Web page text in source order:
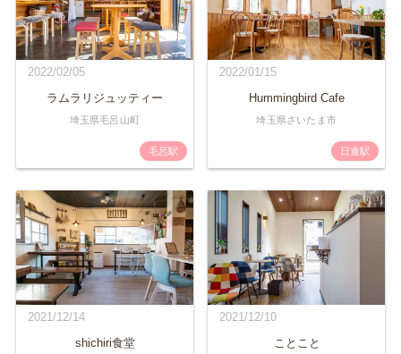
2022/02/05
ラムラリジュッティー
埼玉県毛呂山町
毛呂駅
2022/01/15
Hummingbird Cafe
埼玉県さいたま市
日進駅
2021/12/14
shichiri食堂
2021/12/10
ことこと